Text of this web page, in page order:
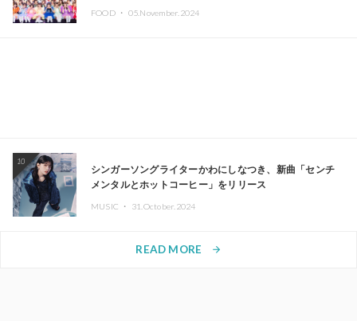
FOOD ・ 05.November.2024
10
シンガーソングライターかわにしなつき、新曲「センチ
メンタルとホットコーヒー」をリリース
MUSIC ・ 31.October.2024
READ MORE arrow_forward